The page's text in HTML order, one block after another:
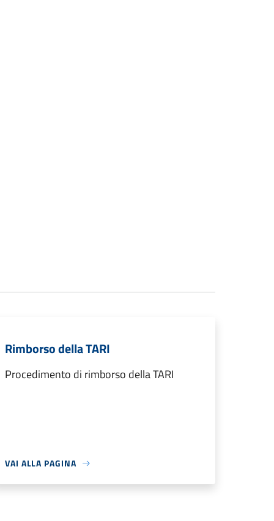
Rimborso della TARI
Procedimento di rimborso della TARI
VAI ALLA PAGINA